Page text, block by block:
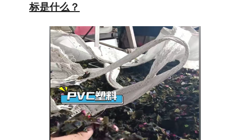
标是什么？